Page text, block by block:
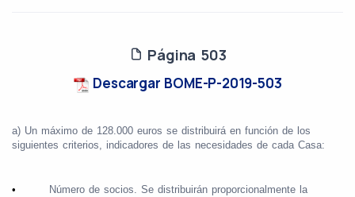
Página 503
Descargar BOME-P-2019-503
a) Un máximo de 128.000 euros se distribuirá en función de los
siguientes criterios, indicadores de las necesidades de cada Casa:
•
Número de socios. Se distribuirán proporcionalmente la